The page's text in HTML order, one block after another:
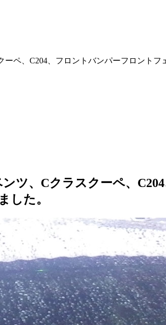
ペ、C204、フロントバンパーフロント
ツ、Cクラスクーペ、
した。